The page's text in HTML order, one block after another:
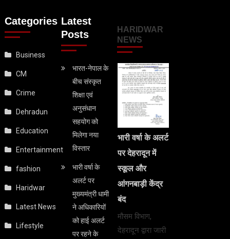
Categories
Business
CM
Crime
Dehradun
Education
Entertainment
fashion
Haridwar
Latest News
Lifestyle
Latest
Posts
भारत-नेपाल के
बीच संस्कृत
शिक्षा एवं
अनुसंधान
सहयोग को
मिलेगा नया
विस्तार
भारी वर्षा के
अलर्ट पर
मुख्यमंत्री धामी
ने अधिकारियों
को हाई अलर्ट
पर रहने के
HARIDWAR
NEWS
भारी वर्षा के अलर्ट
पर देहरादून में
स्कूल और
आंगनबाड़ी केंद्र
बंद
मौसम विभाग,
देहरादून द्वारा जारी